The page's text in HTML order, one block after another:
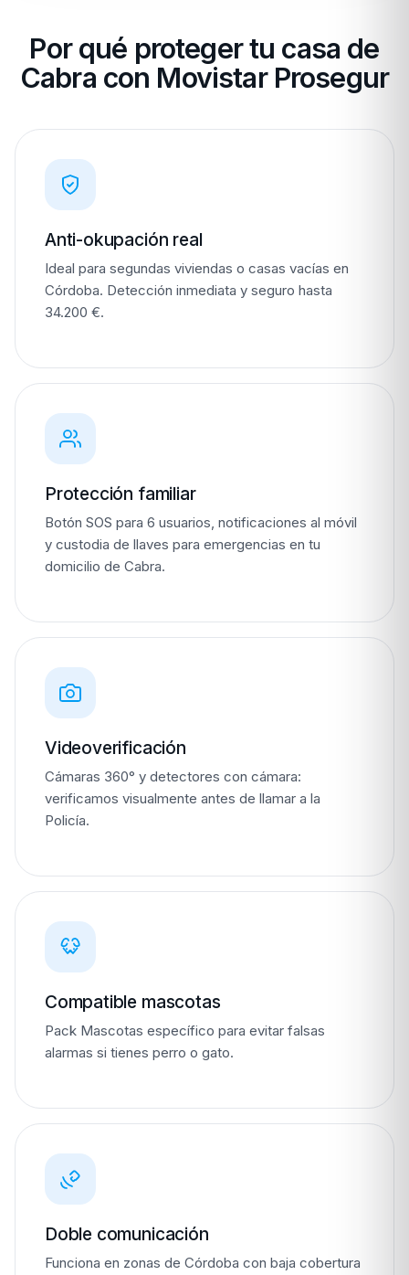
Por qué proteger tu casa de
Cabra con Movistar Prosegur
Anti-okupación real
Ideal para segundas viviendas o casas vacías en
Córdoba. Detección inmediata y seguro hasta
34.200 €.
Protección familiar
Botón SOS para 6 usuarios, notificaciones al móvil
y custodia de llaves para emergencias en tu
domicilio de Cabra.
Videoverificación
Cámaras 360° y detectores con cámara:
verificamos visualmente antes de llamar a la
Policía.
Compatible mascotas
Pack Mascotas específico para evitar falsas
alarmas si tienes perro o gato.
Doble comunicación
Funciona en zonas de Córdoba con baja cobertura